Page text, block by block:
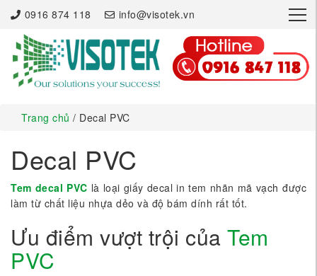
0916 874 118 info@visotek.vn ×
Trang chủ / Decal PVC
Decal PVC
Tem decal PVC là loại giấy decal in tem nhãn mã vạch được
làm từ chất liệu nhựa dẻo và độ bám dính rất tốt.
Ưu điểm vượt trội của Tem
PVC